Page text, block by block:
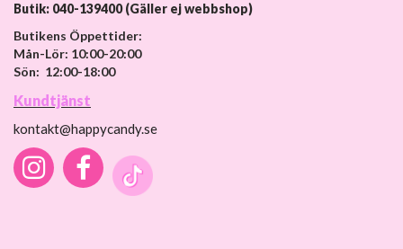
Butik: 040-139400 (Gäller ej webbshop)
Butikens Öppettider:
Mån-Lör: 10:00-20:00
Sön: 12:00-18:00
Kundtjänst
kontakt@happycandy.se